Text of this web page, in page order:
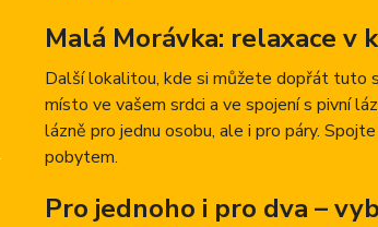
Malá Morávka: relaxace v
Další lokalitou, kde si můžete dopřát tuto
místo ve vašem srdci a ve spojení s pivní
lázně pro jednu osobu, ale i pro páry.
pobytem.
Pro jednoho i pro dva –